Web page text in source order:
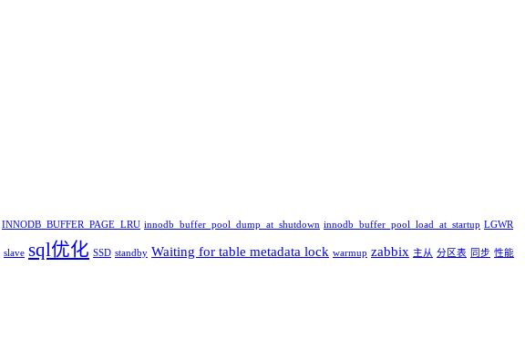
INNODB_BUFFER_PAGE_LRU innodb_buffer_pool_dump_at_shutdown innodb_buffer_pool_load_at_startup LGWR
slave sql优化 SSD standby Waiting for table metadata lock warmup zabbix 主从 分区表 同步 性能